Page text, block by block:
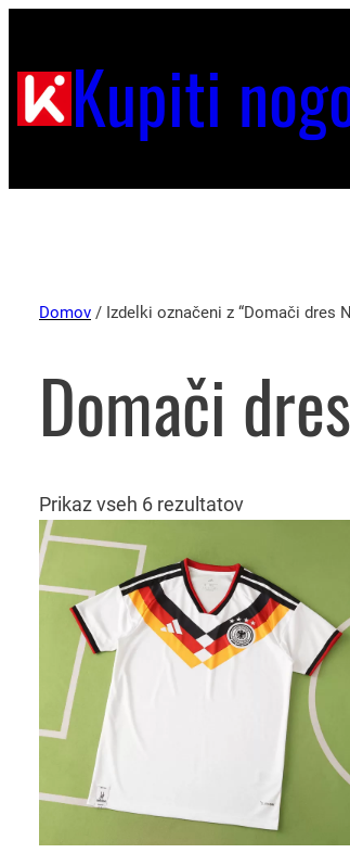
Kupiti
Domov / Izdelki označeni z “Domači dres
Domači
Prikaz vseh 6 rezultatov